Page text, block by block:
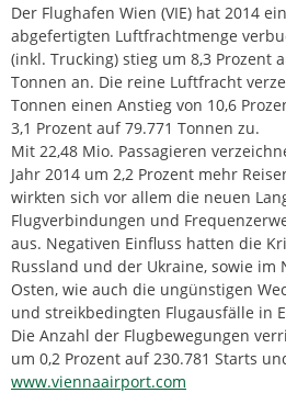
Der Flughafen Wien (VIE) hat 2014
abgefertigten Luftfrachtmenge
(inkl. Trucking) stieg um 8,3 Prozent
Tonnen an. Die reine Luftfracht
Tonnen einen Anstieg von 10,6
3,1 Prozent auf 79.771 Tonnen zu.
Mit 22,48 Mio. Passagieren
Jahr 2014 um 2,2 Prozent mehr
wirkten sich vor allem die neuen
Flugverbindungen und
aus. Negativen Einfluss hatten die
Russland und der Ukraine, sowie
Osten, wie auch die ungünstigen
und streikbedingten Flugausfälle in
Die Anzahl der Flugbewegungen
um 0,2 Prozent auf 230.781 Starts
www.viennaairport.com